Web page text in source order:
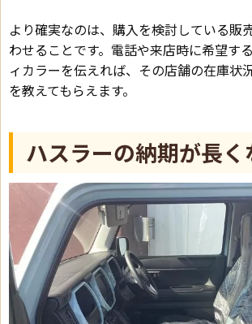
より確実なのは、購入を検討している販
わせることです。電話や来店時に希望す
ィカラーを伝えれば、その店舗の在庫状
を教えてもらえます。
ハスラーの納期が長